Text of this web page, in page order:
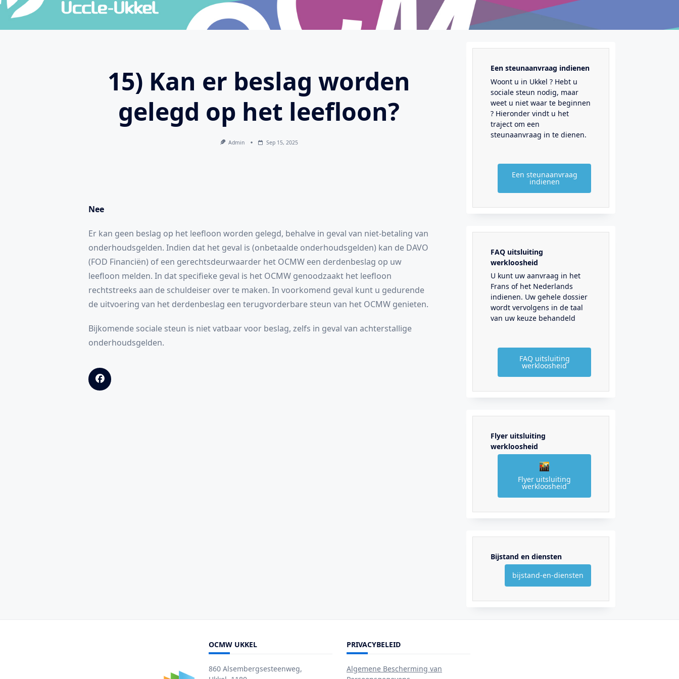
15) Kan er beslag worden
gelegd op het leefloon?
Admin Sep 15, 2025
Nee
Er kan geen beslag op het leefloon worden gelegd, behalve in geval van niet-betaling van
onderhoudsgelden. Indien dat het geval is (onbetaalde onderhoudsgelden) kan de DAVO
(FOD Financiën) of een gerechtsdeurwaarder het OCMW een derdenbeslag op uw
leefloon melden. In dat specifieke geval is het OCMW genoodzaakt het leefloon
rechtstreeks aan de schuldeiser over te maken. In voorkomend geval kunt u gedurende
de uitvoering van het derdenbeslag een terugvorderbare steun van het OCMW genieten.
Bijkomende sociale steun is niet vatbaar voor beslag, zelfs in geval van achterstallige
onderhoudsgelden.
Een steunaanvraag indienen
Woont u in Ukkel ? Hebt u
sociale steun nodig, maar
weet u niet waar te beginnen
? Hieronder vindt u het
traject om een
steunaanvraag in te dienen.
Een steunaanvraag
indienen
FAQ uitsluiting
werkloosheid
U kunt uw aanvraag in het
Frans of het Nederlands
indienen. Uw gehele dossier
wordt vervolgens in de taal
van uw keuze behandeld
FAQ uitsluiting
werkloosheid
Flyer uitsluiting
werkloosheid
Flyer uitsluiting
werkloosheid
Bijstand en diensten
bijstand-en-diensten
OCMW UKKEL
860 Alsembergsesteenweg,
PRIVACYBELEID
Algemene Bescherming van